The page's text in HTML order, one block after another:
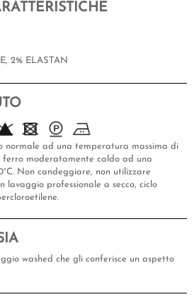
2% ELASTAN
normale ad una temperatura massima di
ferro moderatamente caldo ad una
Non candeggiare, non utilizzare
lavaggio professionale a secco, ciclo
washed che gli conferisce un aspetto